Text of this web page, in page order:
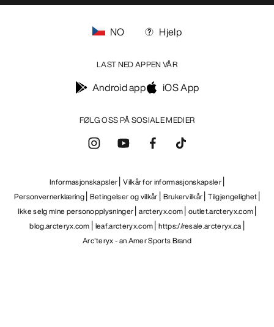
FØLG OSS PÅ SOSIALE MEDIER
NO Hjelp
LAST NED APPEN VÅR
Android app iOS App
Informasjonskapsler Vilkår for informasjonskapsler
Personvernerklæring Betingelser og vilkår Brukervilkår Tilgjengelighet
Ikke selg mine personopplysninger arcteryx.com outlet.arcteryx.com
blog.arcteryx.com leaf.arcteryx.com https://resale.arcteryx.ca
Arc'teryx - an Amer Sports Brand